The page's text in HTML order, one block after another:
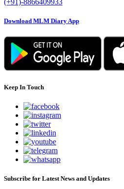
(+91)-8866409933
Download MLM Diary App
Keep In Touch
Subscribe for Latest News and Updates